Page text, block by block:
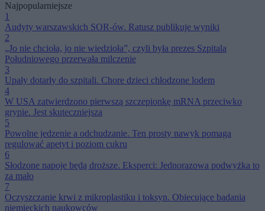
Najpopularniejsze
1
Audyty warszawskich SOR-ów. Ratusz publikuje wyniki
2
„Jo nie chcioła, jo nie wiedzioła”, czyli była prezes Szpitala
Południowego przerwała milczenie
3
Upały dotarły do szpitali. Chore dzieci chłodzone lodem
4
W USA zatwierdzono pierwszą szczepionkę mRNA przeciwko
grypie. Jest skuteczniejsza
5
Powolne jedzenie a odchudzanie. Ten prosty nawyk pomaga
regulować apetyt i poziom cukru
6
Słodzone napoje będą droższe. Eksperci: Jednorazowa podwyżka to
za mało
7
Oczyszczanie krwi z mikroplastiku i toksyn. Obiecujące badania
niemieckich naukowców